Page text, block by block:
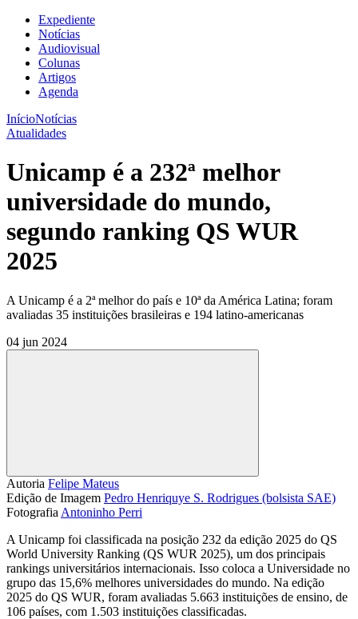
Expediente
Notícias
Audiovisual
Colunas
Artigos
Agenda
InícioNotícias
Atualidades
Unicamp é a 232ª melhor
universidade do mundo,
segundo ranking QS WUR
2025
A Unicamp é a 2ª melhor do país e 10ª da América Latina; foram
avaliadas 35 instituições brasileiras e 194 latino-americanas
04 jun 2024
Compartilhar
Autoria Felipe Mateus
Edição de Imagem Pedro Henriquye S. Rodrigues (bolsista SAE)
Fotografia Antoninho Perri
A Unicamp foi classificada na posição 232 da edição 2025 do QS
World University Ranking (QS WUR 2025), um dos principais
rankings universitários internacionais. Isso coloca a Universidade no
grupo das 15,6% melhores universidades do mundo. Na edição
2025 do QS WUR, foram avaliadas 5.663 instituições de ensino, de
106 países, com 1.503 instituições classificadas.